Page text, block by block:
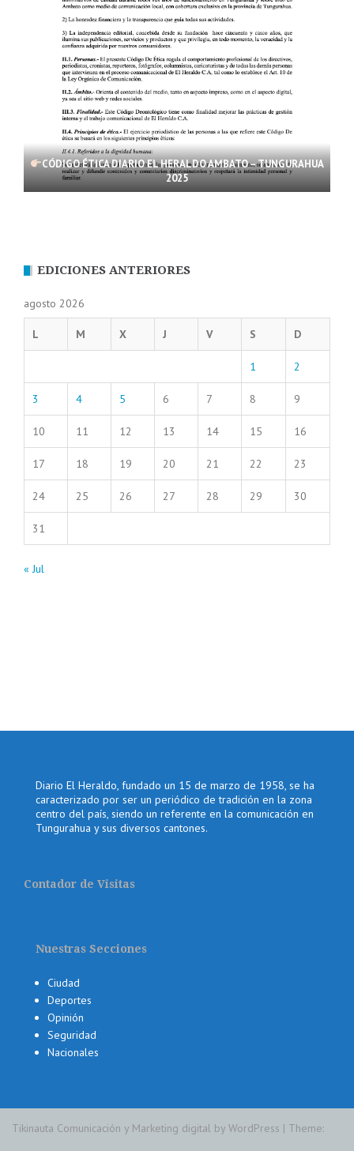
CÓDIGO ÉTICA DIARIO EL HERALDO AMBATO – TUNGURAHUA
2025
EDICIONES ANTERIORES
agosto 2026
L M X J V S D
1 2
3 4 5 6 7 8 9
10 11 12 13 14 15 16
17 18 19 20 21 22 23
24 25 26 27 28 29 30
31
« Jul
Diario El Heraldo, fundado un 15 de marzo de 1958, se ha
caracterizado por ser un periódico de tradición en la zona
centro del país, siendo un referente en la comunicación en
Tungurahua y sus diversos cantones.
Contador de Visitas
Nuestras Secciones
Ciudad
Deportes
Opinión
Seguridad
Nacionales
Tikinauta Comunicación y Marketing digital by WordPress | Theme: